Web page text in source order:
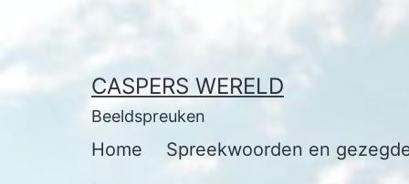
naar
de
CASPERS WERELD
Beeldspreuken
Home Spreekwoorden en